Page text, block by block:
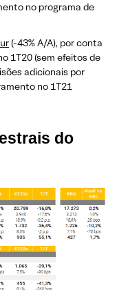
no programa de
(-43% A/A), por conta
1T20 (sem efeitos de
adicionais por
no 1T21
do